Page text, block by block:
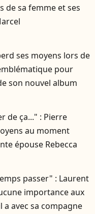
de sa femme et ses
ses moyens lors de
pour
son nouvel album
de ça..." : Pierre
au moment
épouse Rebecca
passer" : Laurent
importance aux
a avec sa compagne